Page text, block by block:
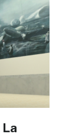
La